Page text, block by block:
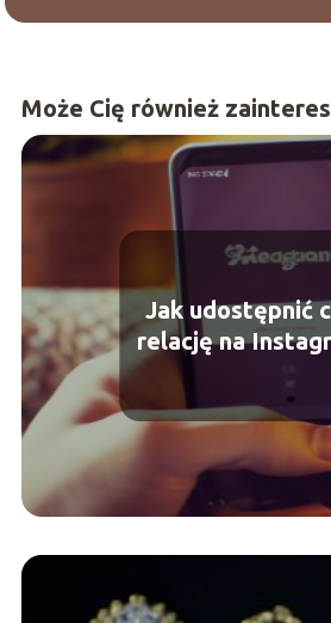
Może Cię również
Jak udostępnić
relację na